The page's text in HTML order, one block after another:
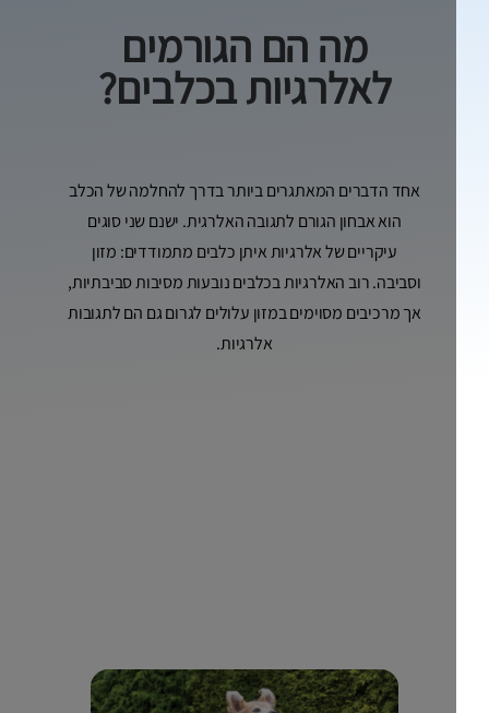
מה הם הגורמים
לאלרגיות בכלבים?
אחד הדברים המאתגרים ביותר בדרך להחלמה של הכלב
הוא אבחון הגורם לתגובה האלרגית. ישנם שני סוגים
עיקריים של אלרגיות איתן כלבים מתמודדים: מזון
וסביבה. רוב האלרגיות בכלבים נובעות מסיבות סביבתיות,
אך מרכיבים מסוימים במזון עלולים לגרום גם הם לתגובות
אלרגיות.